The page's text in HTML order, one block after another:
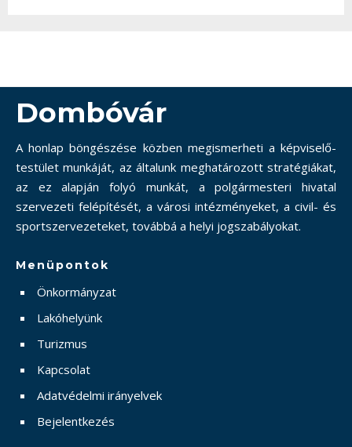
Dombóvár
A honlap böngészése közben megismerheti a képviselő-
testület munkáját, az általunk meghatározott stratégiákat,
az ez alapján folyó munkát, a polgármesteri hivatal
szervezeti felépítését, a városi intézményeket, a civil- és
sportszervezeteket, továbbá a helyi jogszabályokat.
Menüpontok
Önkormányzat
Lakóhelyünk
Turizmus
Kapcsolat
Adatvédelmi irányelvek
Bejelentkezés